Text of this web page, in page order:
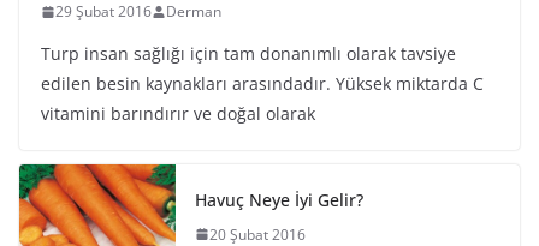
29 Şubat 2016 Derman
Turp insan sağlığı için tam donanımlı olarak tavsiye
edilen besin kaynakları arasındadır. Yüksek miktarda C
vitamini barındırır ve doğal olarak
Havuç Neye İyi Gelir?
20 Şubat 2016